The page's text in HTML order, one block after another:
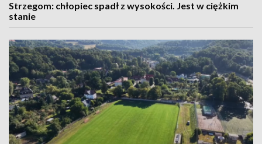
Strzegom: chłopiec spadł z wysokości. Jest w ciężkim
stanie